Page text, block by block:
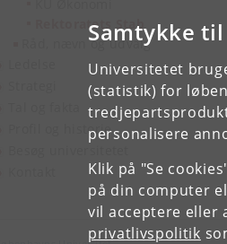
Samtykke
Universitetet
(statistik) for
personalisere
Klik på "Se
på din computer
vil acceptere eller
privatlivspolitik
Rektoratets Stab
Råd, nævn og udvalg
Profil og historie